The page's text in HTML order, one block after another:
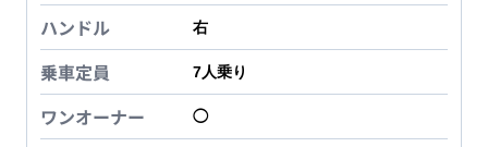
ハンドル 右
乗車定員 7人乗り
ワンオーナー ◯